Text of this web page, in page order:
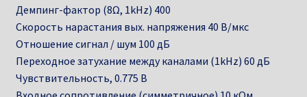
Демпинг-фактор (8Ω, 1kHz) 400
Скорость нарастания вых. напряжения 40 В/мкс
Отношение сигнал / шум 100 дБ
Переходное затухание между каналами (1kHz) 60 дБ
Чувствительность, 0.775 В